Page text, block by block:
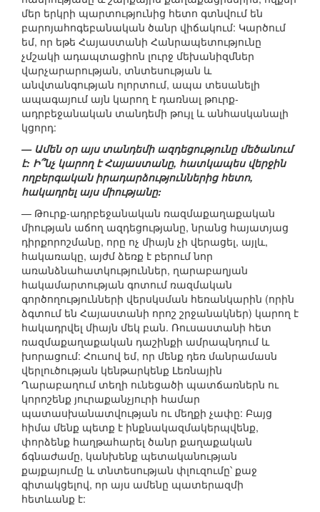
մեր երկրի պարտությունից հետո գտնվում են
բարոյահոգեբանական ծանր վիճակում: Կարծում
եմ, որ եթե Հայաստանի Հանրապետությունը
չմշակի ադապտացիոն լուրջ մեխանիզմներ
վարչարարության, տնտեսության և
անվտանգության ոլորտում, ապա տեսանելի
ապագայում այն կարող է դառնալ թուրք-
ադրբեջանական տանդեմի թույլ և անհասկանալի
կցորդ:
— Ամեն օր այս տանդեմի ազդեցությունը մեծանում
է: Ի՞նչ կարող է Հայաստանը, հատկապես վերջին
ողբերգական իրադարձություններից հետո,
հակադրել այս միությանը:
— Թուրք-ադրբեջանական ռազմաքաղաքական
միության աճող ազդեցությանը, նրանց հայատյաց
դիրքորոշմանը, որը ոչ միայն չի վերացել, այլև,
հակառակը, այժմ ձեռք է բերում նոր
առանձնահատկություններ, ղարաբաղյան
հակամարտության գոտում ռազմական
գործողությունների վերսկսման հեռանկարին (որին
ձգտում են Հայաստանի որոշ շրջանակներ) կարող է
հակադրվել միայն մեկ բան. Ռուսաստանի հետ
ռազմաքաղաքական դաշինքի ամրապնդում և
խորացում: Հուսով եմ, որ մենք դեռ մանրամասն
վերլուծության կենթարկենք Լեռնային
Ղարաբաղում տեղի ունեցածի պատճառներն ու
կորոշենք յուրաքանչյուրի համար
պատասխանատվության ու մեղքի չափը: Բայց
հիմա մենք պետք է ինքնակազմակերպվենք,
փորձենք հաղթահարել ծանր քաղաքական
ճգնաժամը, կանխենք պետականության
քայքայումը և տնտեսության փլուզումը՝ քաջ
գիտակցելով, որ այս ամենը պատերազմի
հետևանք է: